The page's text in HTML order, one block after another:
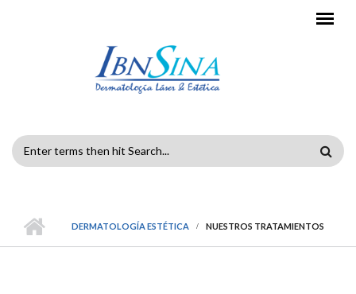
FORMULARIO
BÚSQUEDA
DERMATOLOGÍA ESTÉTICA NUESTROS TRATAMIENTOS